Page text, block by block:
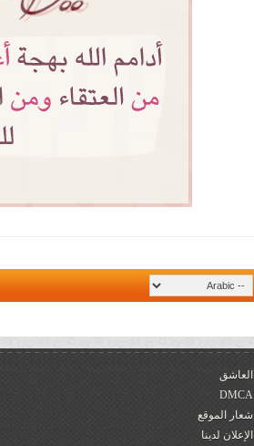
العاشق
DMCA
شعار الموقع
الإعلان لدينا